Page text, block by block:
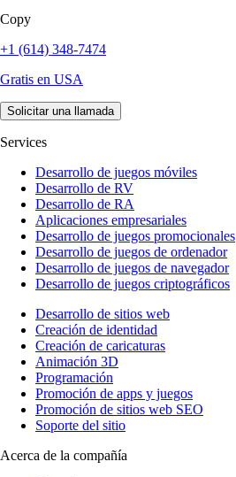
Copy
+1 (614) 348-7474
Gratis en USA
Solicitar una llamada
Services
Desarrollo de juegos móviles
Desarrollo de RV
Desarrollo de RA
Aplicaciones empresariales
Desarrollo de juegos promocionales
Desarrollo de juegos de ordenador
Desarrollo de juegos de navegador
Desarrollo de juegos criptográficos
Desarrollo de sitios web
Creación de identidad
Creación de caricaturas
Animación 3D
Programación
Promoción de apps y juegos
Promoción de sitios web SEO
Soporte del sitio
Acerca de la compañía